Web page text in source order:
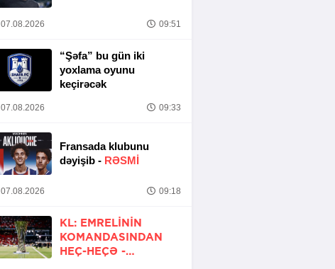
07.08.2026 09:51
“Şəfa” bu gün iki
yoxlama oyunu
keçirəcək
07.08.2026 09:33
Fransada klubunu
dəyişib - RƏSMİ
07.08.2026 09:18
KL: EMRELININ
KOMANDASINDAN
HEÇ-HEÇƏ -